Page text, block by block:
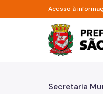
Pular para o Conteúdo
Acesso à
Secretaria